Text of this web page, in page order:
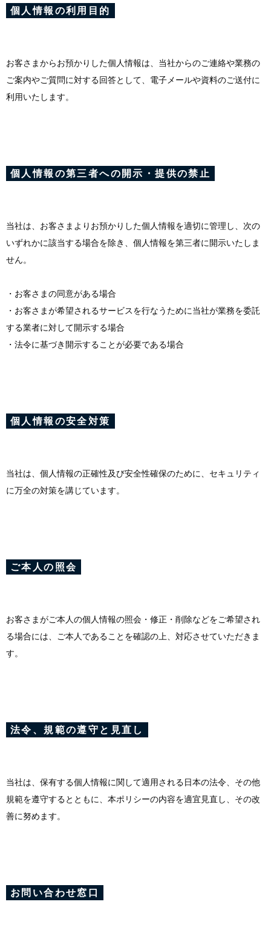
個人情報の利用目的
お客さまからお預かりした個人情報は、当社からのご連絡や業務の
ご案内やご質問に対する回答として、電子メールや資料のご送付に
利用いたします。
個人情報の第三者への開示・提供の禁止
当社は、お客さまよりお預かりした個人情報を適切に管理し、次の
いずれかに該当する場合を除き、個人情報を第三者に開示いたしま
せん。
・お客さまの同意がある場合
・お客さまが希望されるサービスを行なうために当社が業務を委託
する業者に対して開示する場合
・法令に基づき開示することが必要である場合
個人情報の安全対策
当社は、個人情報の正確性及び安全性確保のために、セキュリティ
に万全の対策を講じています。
ご本人の照会
お客さまがご本人の個人情報の照会・修正・削除などをご希望され
る場合には、ご本人であることを確認の上、対応させていただきま
す。
法令、規範の遵守と見直し
当社は、保有する個人情報に関して適用される日本の法令、その他
規範を遵守するとともに、本ポリシーの内容を適宜見直し、その改
善に努めます。
お問い合わせ窓口